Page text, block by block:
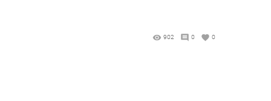
902 0 0